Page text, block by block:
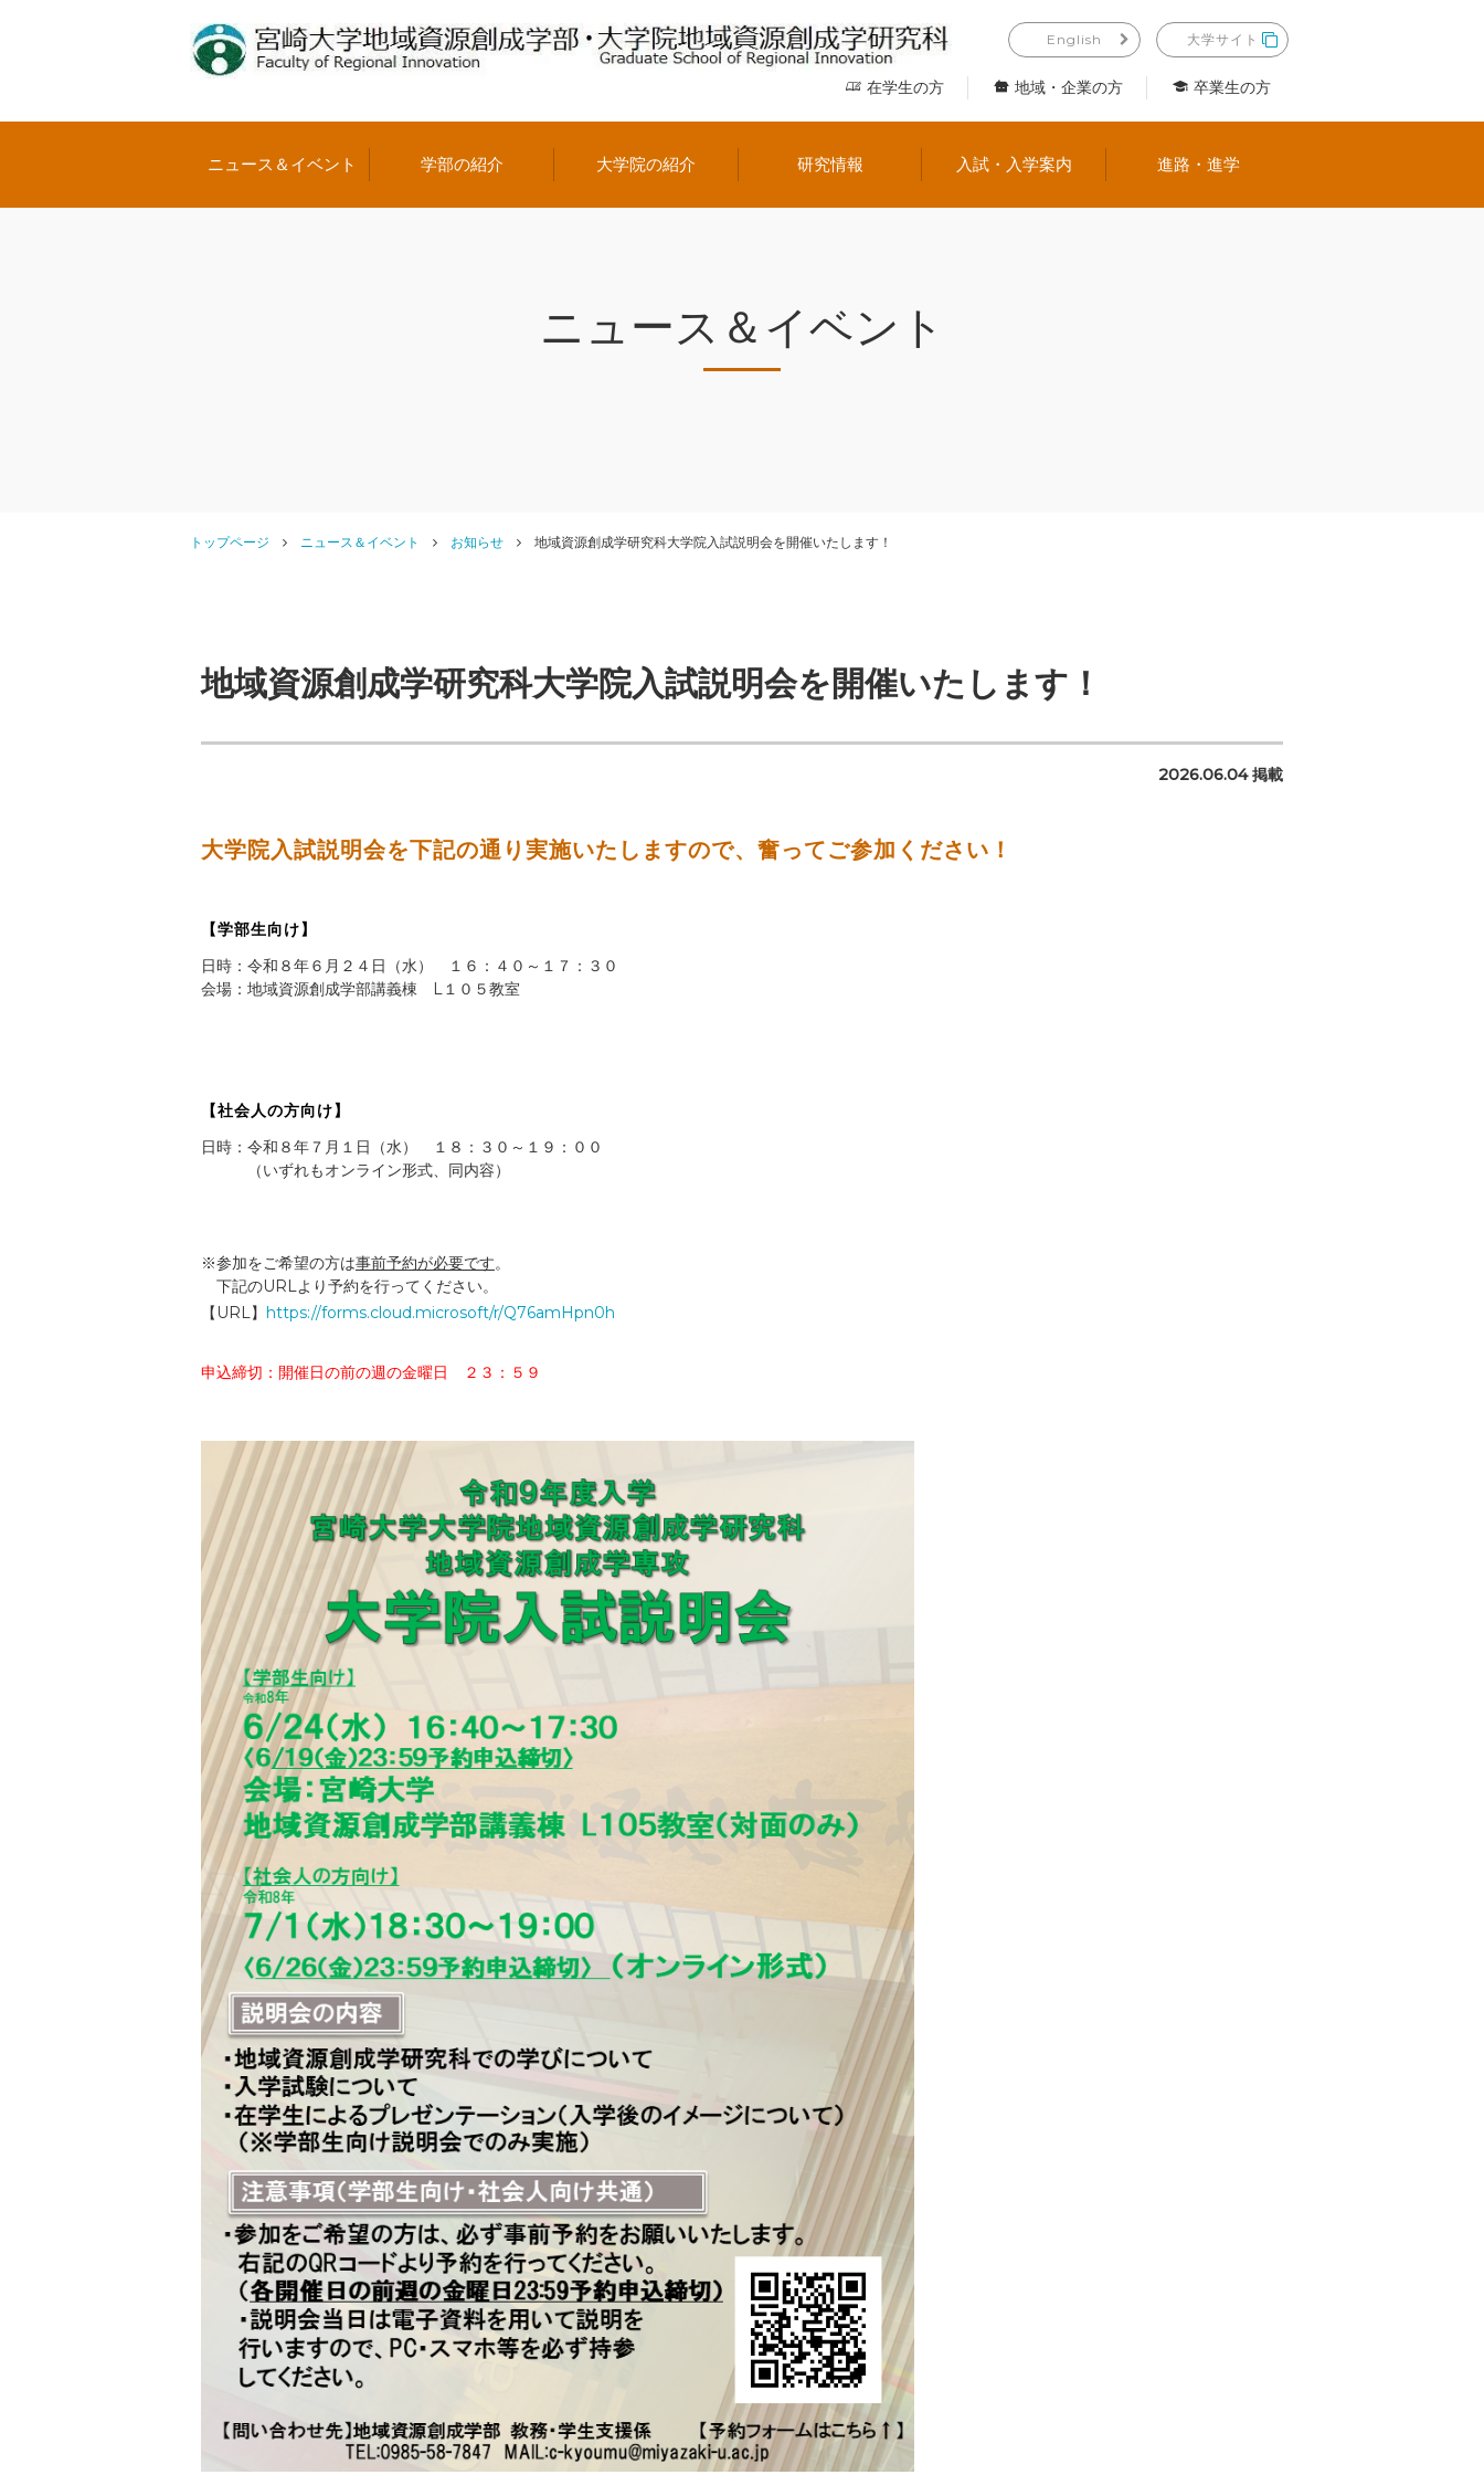
English 大学サイト
在学生の方 地域・企業の方 卒業生の方
ニュース＆イベント 学部の紹介 大学院の紹介 研究情報 入試・入学案内 進路・進学
ニュース＆イベント
トップページ ニュース＆イベント お知らせ 地域資源創成学研究科大学院入試説明会を開催いたします！
地域資源創成学研究科大学院入試説明会を開催いたします！
2026.06.04 掲載
大学院入試説明会を下記の通り実施いたしますので、奮ってご参加ください！
【学部生向け】
日時：令和８年６月２４日（水）　１６：４０～１７：３０
会場：地域資源創成学部講義棟　L１０５教室
【社会人の方向け】
日時：令和８年７月１日（水）　１８：３０～１９：００
（いずれもオンライン形式、同内容）
※参加をご希望の方は事前予約が必要です。
下記のURLより予約を行ってください。
【URL】 https://forms.cloud.microsoft/r/Q76amHpn0h
申込締切：開催日の前の週の金曜日 ２３：５９